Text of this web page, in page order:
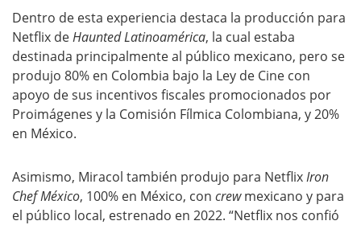
Dentro de esta experiencia destaca la producción para
Netflix deHaunted Latinoamérica, la cual estaba
destinada principalmente al público mexicano, pero se
produjo 80% en Colombia bajo la Ley de Cine con
apoyo de sus incentivos fiscales promocionados por
Proimágenes y la Comisión Fílmica Colombiana, y 20%
en México.
Asimismo, Miracol también produjo para NetflixIron
Chef México, 100% en México, con crewmexicano y para
el público local, estrenado en 2022. “Netflix nos confió